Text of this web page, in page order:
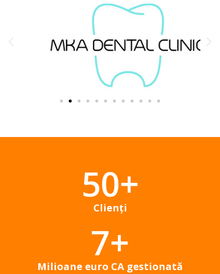
50+
Clienți
7+
Milioane euro CA gestionată